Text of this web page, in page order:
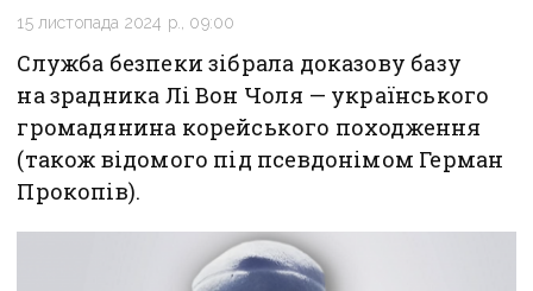
15 листопада 2024 р., 09:00
Служба безпеки зібрала доказову базу
на зрадника Лі Вон Чоля — українського
громадянина корейського походження
(також відомого під псевдонімом Герман
Прокопів).